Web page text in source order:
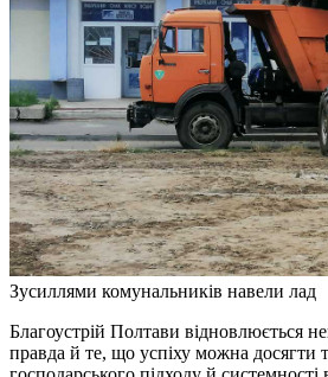
Зусиллями комунальників навели лад
Благоустрій Полтави відновлюється
правда й те, що успіху можна досягти